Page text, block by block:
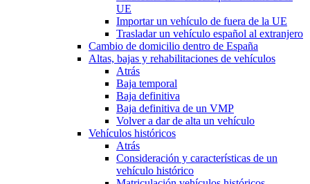
UE
Importar un vehículo de fuera de la UE
Trasladar un vehículo español al extranjero
Cambio de domicilio dentro de España
Altas, bajas y rehabilitaciones de vehículos
Atrás
Baja temporal
Baja definitiva
Baja definitiva de un VMP
Volver a dar de alta un vehículo
Vehículos históricos
Atrás
Consideración y características de un
vehículo histórico